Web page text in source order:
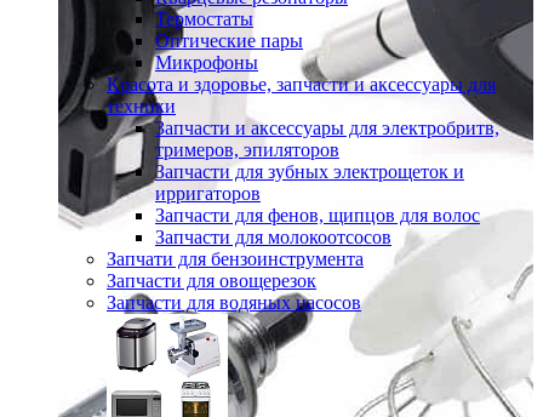
Термостаты
Оптические пары
Микрофоны
Красота и здоровье, запчасти и аксессуары для
техники
Запчасти и аксессуары для электробритв,
тримеров, эпиляторов
Запчасти для зубных электрощеток и
ирригаторов
Запчасти для фенов, щипцов для волос
Запчасти для молокоотсосов
Запчати для бензоинструмента
Запчасти для овощерезок
Запчасти для водяных насосов